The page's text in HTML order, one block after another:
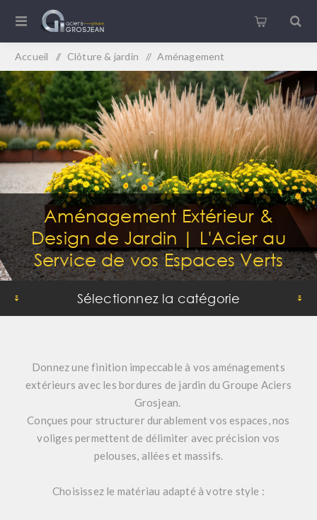
Accueil / Clôture & jardin / Aménagement
Aménagement Extérieur &
Design de Jardin | L'Acier au
Service de vos Espaces Verts
Sélectionnez la catégorie
Donnez une finition impeccable à vos aménagements
extérieurs avec les bordures de jardin du Groupe Aciers
Grosjean.
Conçues pour structurer durablement vos espaces, nos
voliges permettent de délimiter avec précision vos
pelouses, allées et massifs.
Choisissez le matériau adapté à votre style :